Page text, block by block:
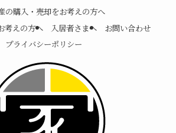
の購入・売却をお考えの方へ
考えの方へ
入居者さまへ
お問い合わせ
プライバシーポリシー